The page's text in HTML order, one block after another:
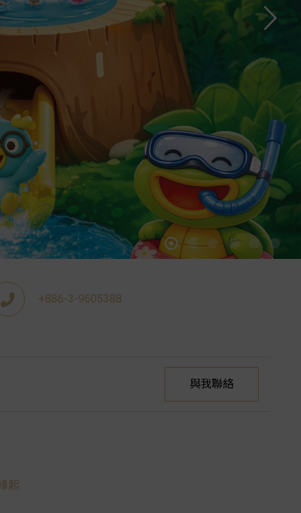
+886-3-9605388
與我聯絡
起